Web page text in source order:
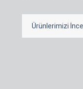
Ürünlerimizi